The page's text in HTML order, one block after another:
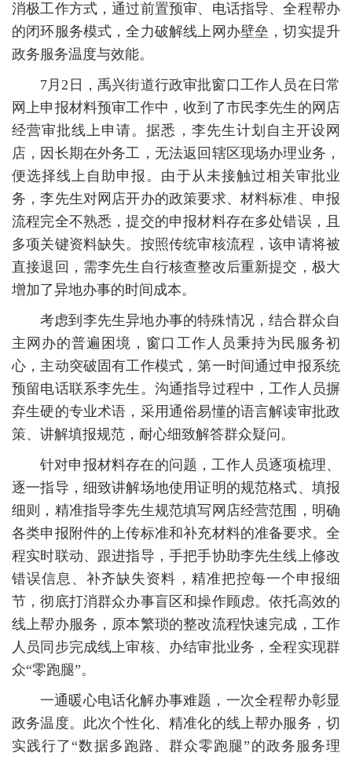
消极工作方式，通过前置预审、电话指导、全程帮办
的闭环服务模式，全力破解线上网办壁垒，切实提升
政务服务温度与效能。
7月2日，禹兴街道行政审批窗口工作人员在日常
网上申报材料预审工作中，收到了市民李先生的网店
经营审批线上申请。据悉，李先生计划自主开设网
店，因长期在外务工，无法返回辖区现场办理业务，
便选择线上自助申报。由于从未接触过相关审批业
务，李先生对网店开办的政策要求、材料标准、申报
流程完全不熟悉，提交的申报材料存在多处错误，且
多项关键资料缺失。按照传统审核流程，该申请将被
直接退回，需李先生自行核查整改后重新提交，极大
增加了异地办事的时间成本。
考虑到李先生异地办事的特殊情况，结合群众自
主网办的普遍困境，窗口工作人员秉持为民服务初
心，主动突破固有工作模式，第一时间通过申报系统
预留电话联系李先生。沟通指导过程中，工作人员摒
弃生硬的专业术语，采用通俗易懂的语言解读审批政
策、讲解填报规范，耐心细致解答群众疑问。
针对申报材料存在的问题，工作人员逐项梳理、
逐一指导，细致讲解场地使用证明的规范格式、填报
细则，精准指导李先生规范填写网店经营范围，明确
各类申报附件的上传标准和补充材料的准备要求。全
程实时联动、跟进指导，手把手协助李先生线上修改
错误信息、补齐缺失资料，精准把控每一个申报细
节，彻底打消群众办事盲区和操作顾虑。依托高效的
线上帮办服务，原本繁琐的整改流程快速完成，工作
人员同步完成线上审核、办结审批业务，全程实现群
众“零跑腿”。
一通暖心电话化解办事难题，一次全程帮办彰显
政务温度。此次个性化、精准化的线上帮办服务，切
实践行了“数据多跑路、群众零跑腿”的政务服务理